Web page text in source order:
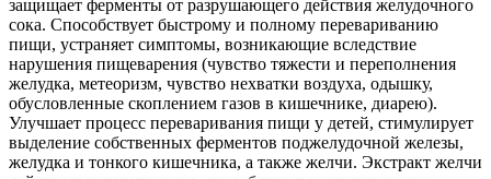
защищает ферменты от разрушающего действия желудочного
сока. Способствует быстрому и полному перевариванию
пищи, устраняет симптомы, возникающие вследствие
нарушения пищеварения (чувство тяжести и переполнения
желудка, метеоризм, чувство нехватки воздуха, одышку,
обусловленные скоплением газов в кишечнике, диарею).
Улучшает процесс переваривания пищи у детей, стимулирует
выделение собственных ферментов поджелудочной железы,
желудка и тонкого кишечника, а также желчи. Экстракт желчи